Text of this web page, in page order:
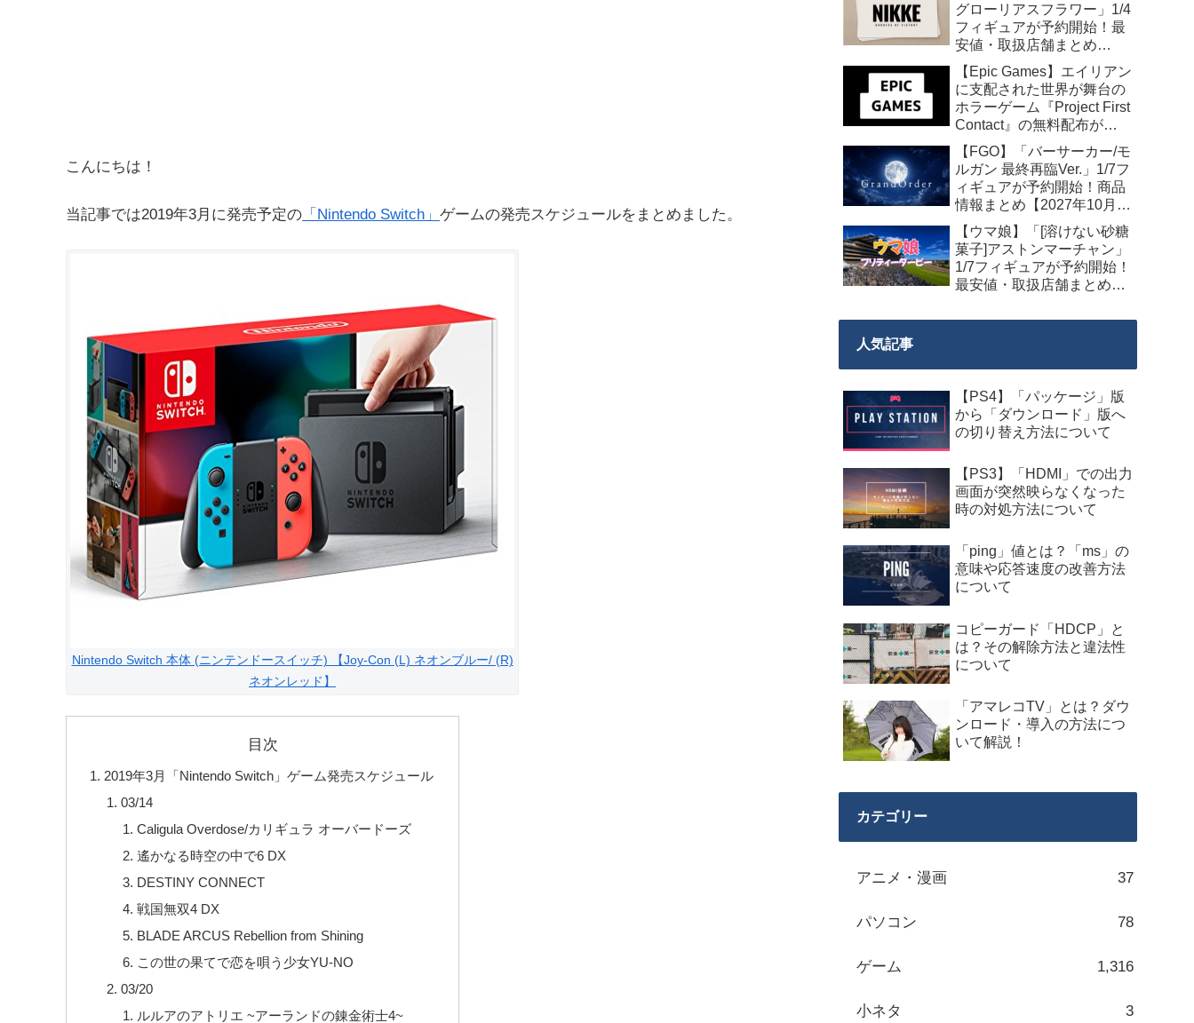
こんにちは！
当記事では2019年3月に発売予定の 「Nintendo Switch」 ゲームの発売スケジュールをまとめました。
Nintendo Switch 本体 (ニンテンドースイッチ) 【Joy-Con (L) ネオンブルー/ (R)
ネオンレッド】
目次
2019年3月「Nintendo Switch」ゲーム発売スケジュール
03/14
Caligula Overdose/カリギュラ オーバードーズ
遙かなる時空の中で6 DX
DESTINY CONNECT
戦国無双4 DX
BLADE ARCUS Rebellion from Shining
この世の果てで恋を唄う少女YU-NO
03/20
ルルアのアトリエ ~アーランドの錬金術士4~
グローリアスフラワー」1/4
フィギュアが予約開始！最
安値・取扱店舗まとめ
【2027年5月発売】
【Epic Games】エイリアン
に支配された世界が舞台の
ホラーゲーム『Project First
Contact』の無料配布が
2026年8月18日午前7時まで
の期間限定で開始
【FGO】「バーサーカー/モ
ルガン 最終再臨Ver.」1/7フ
ィギュアが予約開始！商品
情報まとめ【2027年10月発
売】
【ウマ娘】「[溶けない砂糖
菓子]アストンマーチャン」
1/7フィギュアが予約開始！
最安値・取扱店舗まとめ
人気記事
【PS4】「パッケージ」版
から「ダウンロード」版へ
の切り替え方法について
【PS3】「HDMI」での出力
画面が突然映らなくなった
時の対処方法について
「ping」値とは？「ms」の
意味や応答速度の改善方法
について
コピーガード「HDCP」と
は？その解除方法と違法性
について
「アマレコTV」とは？ダウ
ンロード・導入の方法につ
いて解説！
カテゴリー
アニメ・漫画 37
パソコン 78
ゲーム 1,316
小ネタ 3